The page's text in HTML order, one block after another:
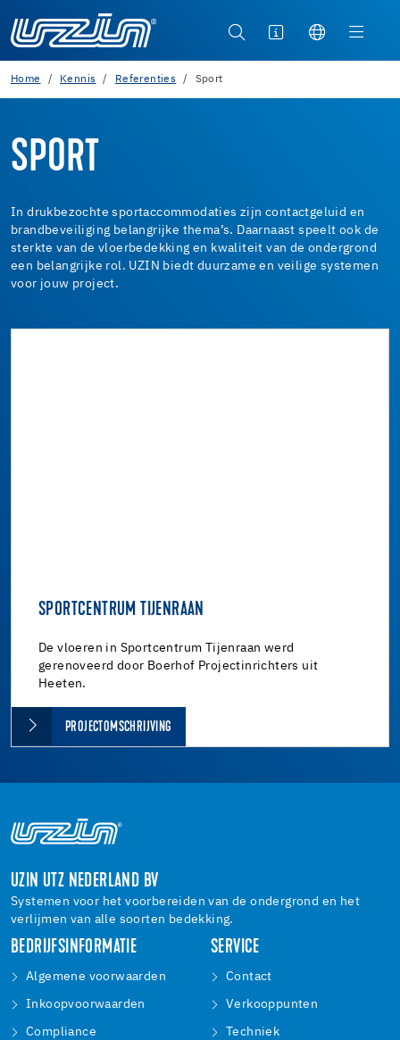
Home Kennis Referenties Sport
SPORT
In drukbezochte sportaccommodaties zijn contactgeluid en
brandbeveiliging belangrijke thema’s. Daarnaast speelt ook de
sterkte van de vloerbedekking en kwaliteit van de ondergrond
een belangrijke rol. UZIN biedt duurzame en veilige systemen
voor jouw project.
SPORTCENTRUM TIJENRAAN
De vloeren in Sportcentrum Tijenraan werd
gerenoveerd door Boerhof Projectinrichters uit
Heeten.
PROJECTOMSCHRIJVING
UZIN UTZ NEDERLAND BV
Systemen voor het voorbereiden van de ondergrond en het
verlijmen van alle soorten bedekking.
BEDRIJFSINFORMATIE
Algemene voorwaarden
Inkoopvoorwaarden
Compliance
SERVICE
Contact
Verkooppunten
Techniek